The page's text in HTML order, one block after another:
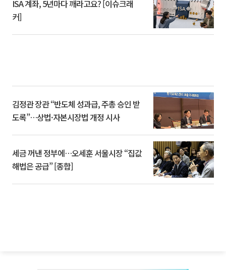
ISA 계좌, 5년마다 깨라고요? [이슈크래
커]
김정관 장관 “반도체 성과급, 주총 승인 받
도록”…상법·자본시장법 개정 시사
세금 꺼낸 정부에…오세훈 서울시장 “집값
해법은 공급” [종합]